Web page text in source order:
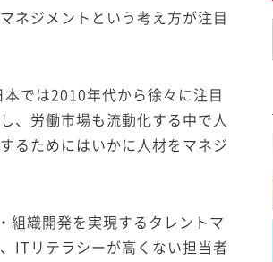
ネジメントという考え方が注目
では2010年代から徐々に注目
、労働市場も流動化する中で人
るためにはいかに人材をマネジ
組織開発を実現するタレントマ
ITリテラシーが高くない担当者